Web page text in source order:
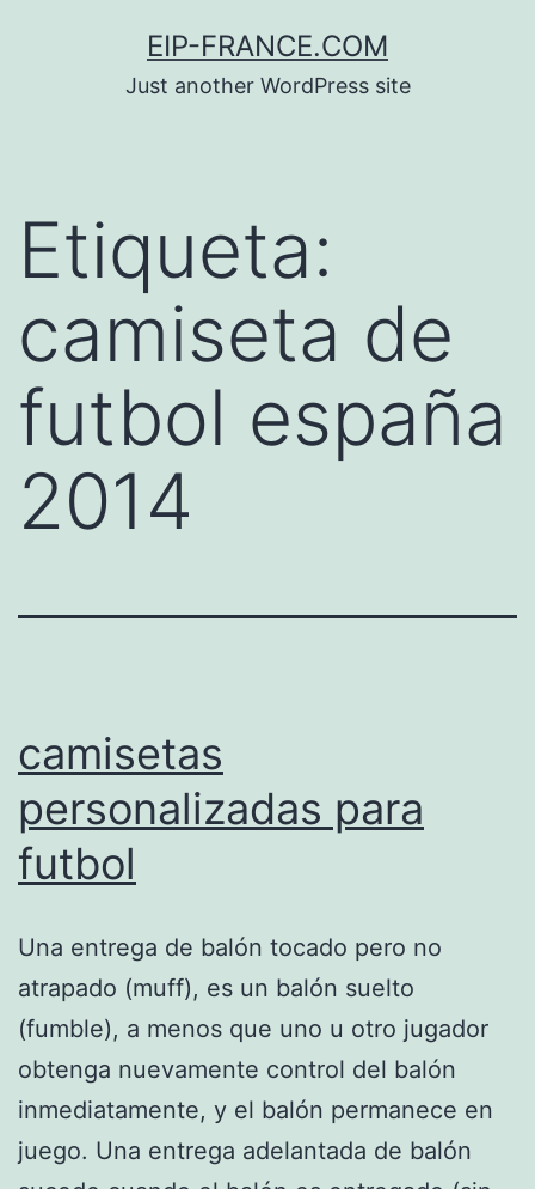
EIP-FRANCE.COM
Just another WordPress site
Etiqueta:
camiseta de
futbol españa
2014
camisetas
personalizadas para
futbol
Una entrega de balón tocado pero no
atrapado (muff), es un balón suelto
(fumble), a menos que uno u otro jugador
obtenga nuevamente control del balón
inmediatamente, y el balón permanece en
juego. Una entrega adelantada de balón